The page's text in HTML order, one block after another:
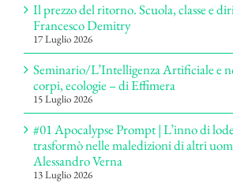
Il prezzo del ritorno. Scuola, classe e
Francesco Demitry
17 Luglio 2026
Seminario/L’Intelligenza Artificiale e
corpi, ecologie – di Effimera
15 Luglio 2026
#01 Apocalypse Prompt | L’inno di
trasformò nelle maledizioni di altri
Alessandro Verna
13 Luglio 2026